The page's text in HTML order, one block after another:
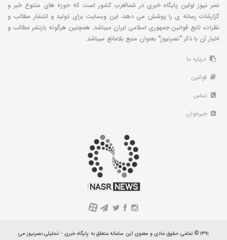
نصر نیوز اولین پایگاه خبری در شمالغرب کشور است که حوزه های متنوع خبر و
گزارشات رسانه ی را پوشش می دهد، این وبسایت برای تولید و انتشار مطالب و
نظرات، تابع قوانین جمهوری اسلامی ایران میباشد. همچنین هرگونه بازنشر مطالب و
اخبار آن با ذکر "نصرنیوز" بعنوان منبع بلامانع میباشد.
درباره ما
قوانین
تماس
خبرخوان
A
۱۳۹۱ © تمامی حقوق مادی و معنوی این سامانه متعلق به پایگاه خبری - تحلیلی نصرنیوز می